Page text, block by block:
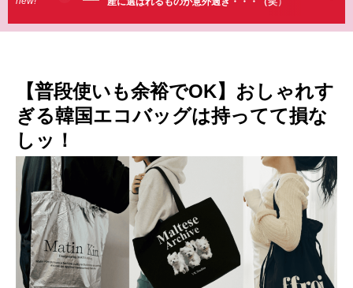
【普段使いも余裕でOK】おしゃれす
ぎる韓国エコバッグは持ってて損な
しッ！